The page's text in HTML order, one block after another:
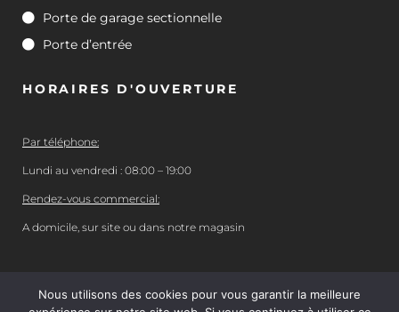
Porte de garage sectionnelle
Porte d’entrée
HORAIRES D'OUVERTURE
Par téléphone:
Lundi au vendredi : 08:00 – 19:00
Rendez-vous commercial:
A domicile, sur site ou dans notre magasin
Nous utilisons des cookies pour vous garantir la meilleure